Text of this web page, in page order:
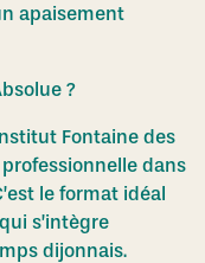
apaisement
?
Fontaine des
dans
le format idéal
s’intègre
dijonnais.